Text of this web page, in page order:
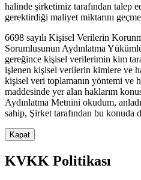
halinde şirketimiz tarafından talep
gerektirdiği maliyet miktarını
6698 sayılı Kişisel Verilerin
Sorumlusunun Aydınlatma
gereğince kişisel verilerimin kim
işlenen kişisel verilerin kimlere ve
kişisel veri toplamanın yöntemi ve
maddesinde yer alan haklarım
Aydınlatma Metnini okudum,
sahip, Şirket tarafından bu konuda
Kapat
KVKK Politikası